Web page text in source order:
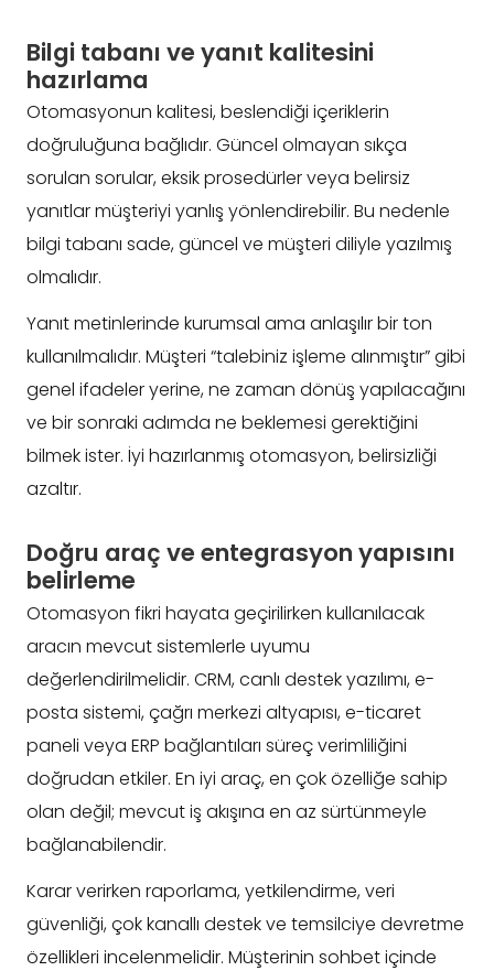
Bilgi tabanı ve yanıt kalitesini
hazırlama
Otomasyonun kalitesi, beslendiği içeriklerin
doğruluğuna bağlıdır. Güncel olmayan sıkça
sorulan sorular, eksik prosedürler veya belirsiz
yanıtlar müşteriyi yanlış yönlendirebilir. Bu nedenle
bilgi tabanı sade, güncel ve müşteri diliyle yazılmış
olmalıdır.
Yanıt metinlerinde kurumsal ama anlaşılır bir ton
kullanılmalıdır. Müşteri “talebiniz işleme alınmıştır” gibi
genel ifadeler yerine, ne zaman dönüş yapılacağını
ve bir sonraki adımda ne beklemesi gerektiğini
bilmek ister. İyi hazırlanmış otomasyon, belirsizliği
azaltır.
Doğru araç ve entegrasyon yapısını
belirleme
Otomasyon fikri hayata geçirilirken kullanılacak
aracın mevcut sistemlerle uyumu
değerlendirilmelidir. CRM, canlı destek yazılımı, e-
posta sistemi, çağrı merkezi altyapısı, e-ticaret
paneli veya ERP bağlantıları süreç verimliliğini
doğrudan etkiler. En iyi araç, en çok özelliğe sahip
olan değil; mevcut iş akışına en az sürtünmeyle
bağlanabilendir.
Karar verirken raporlama, yetkilendirme, veri
güvenliği, çok kanallı destek ve temsilciye devretme
özellikleri incelenmelidir. Müşterinin sohbet içinde